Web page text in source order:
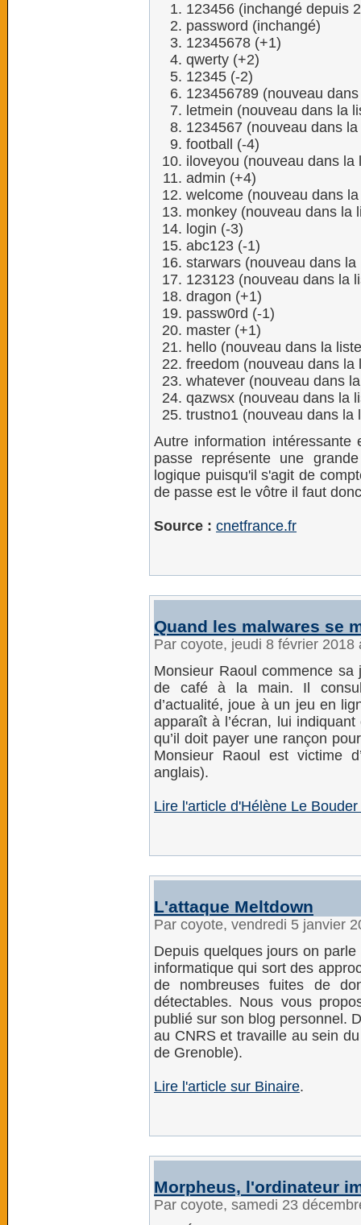
123456 (inchangé depuis
password (inchangé)
12345678 (+1)
qwerty (+2)
12345 (-2)
123456789 (nouveau
letmein (nouveau dans la
1234567 (nouveau dans
football (-4)
iloveyou (nouveau dans la
admin (+4)
welcome (nouveau dans
monkey (nouveau dans la
login (-3)
abc123 (-1)
starwars (nouveau dans la
123123 (nouveau dans la
dragon (+1)
passw0rd (-1)
master (+1)
hello (nouveau dans la
freedom (nouveau dans la
whatever (nouveau dans
qazwsx (nouveau dans la
trustno1 (nouveau dans la
Autre information
passe représente une
logique puisqu'il s'agit de
de passe est le vôtre il faut
Source : cnetfrance.fr
Quand les malwares se
Par coyote, jeudi 8 février
Monsieur Raoul commence
de café à la main. Il
d’actualité, joue à un jeu en
apparaît à l’écran, lui
qu’il doit payer une rançon
Monsieur Raoul est victime
anglais).
Lire l'article d'Hélène Le
L'attaque Meltdown
Par coyote, vendredi 5 janvier
Depuis quelques jours on
informatique qui sort des
de nombreuses fuites de
détectables. Nous vous
publié sur son blog personnel.
au CNRS et travaille au sein
de Grenoble).
Lire l'article sur Binaire.
Morpheus, l'ordinateur
Par coyote, samedi 23